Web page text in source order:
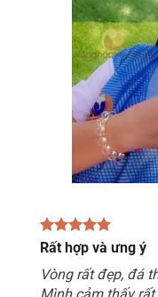
Rất hợp và ưng ý
Vòng rất đẹp, đá